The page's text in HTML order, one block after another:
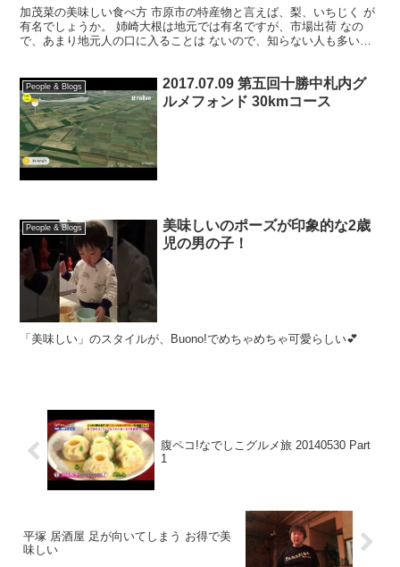
加茂菜の美味しい食べ方 市原市の特産物と言えば、梨、いちじく が
有名でしょうか。 姉崎大根は地元では有名ですが、市場出荷 なの
で、あまり地元人の口に入ることは ないので、知らない人も多いで
People & Blogs
2017.07.09 第五回十勝中札内グ
ルメフォンド 30kmコース
People & Blogs
美味しいのポーズが印象的な2歳
児の男の子！
「美味しい」のスタイルが、Buono!でめちゃめちゃ可愛らしい💕
腹ペコ!なでしこグルメ旅 20140530 Part
1
平塚 居酒屋 足が向いてしまう お得で美
味しい